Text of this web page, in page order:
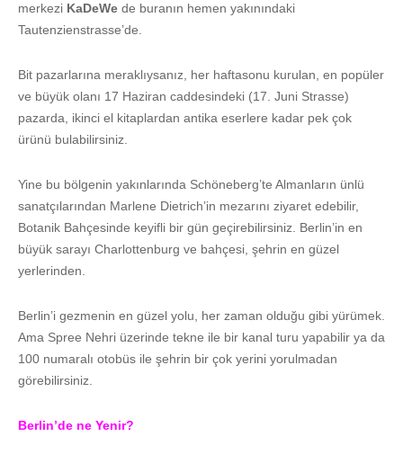
merkezi KaDeWe de buranın hemen yakınındaki
Tautenzienstrasse’de.
Bit pazarlarına meraklıysanız, her haftasonu kurulan, en popüler
ve büyük olanı 17 Haziran caddesindeki (17. Juni Strasse)
pazarda, ikinci el kitaplardan antika eserlere kadar pek çok
ürünü bulabilirsiniz.
Yine bu bölgenin yakınlarında Schöneberg’te Almanların ünlü
sanatçılarından Marlene Dietrich’in mezarını ziyaret edebilir,
Botanik Bahçesinde keyifli bir gün geçirebilirsiniz. Berlin’in en
büyük sarayı Charlottenburg ve bahçesi, şehrin en güzel
yerlerinden.
Berlin’i gezmenin en güzel yolu, her zaman olduğu gibi yürümek.
Ama Spree Nehri üzerinde tekne ile bir kanal turu yapabilir ya da
100 numaralı otobüs ile şehrin bir çok yerini yorulmadan
görebilirsiniz.
Berlin’de ne Yenir?